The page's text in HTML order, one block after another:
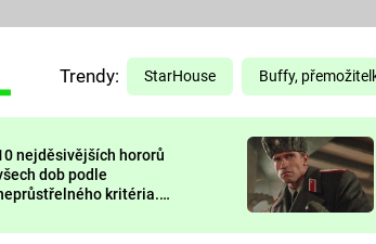
PREDÁTOR
Trendy: StarHouse Buffy,
nejděsivějších hororů
dob podle
kritéria.
zvednou tep?